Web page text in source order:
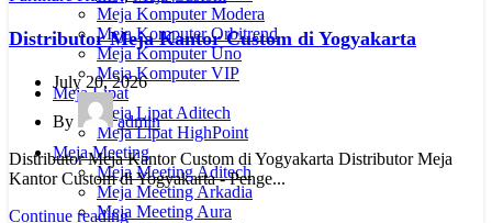
Meja Komputer Modera
Meja Komputer Orbitrend
Meja Komputer Uno
Meja Komputer VIP
Meja Lipat
Meja Lipat Aditech
Meja Lipat HighPoint
Meja Meeting
Meja Meeting Aditech
Meja Meeting Arkadia
Meja Meeting Aura
Distributor Meja Kantor Custom di Yogyakarta
July 20, 2026
By
admin
Distributor Meja Kantor Custom di Yogyakarta Distributor Meja
Kantor Custom di Yogyakarta - Penge...
Continue reading